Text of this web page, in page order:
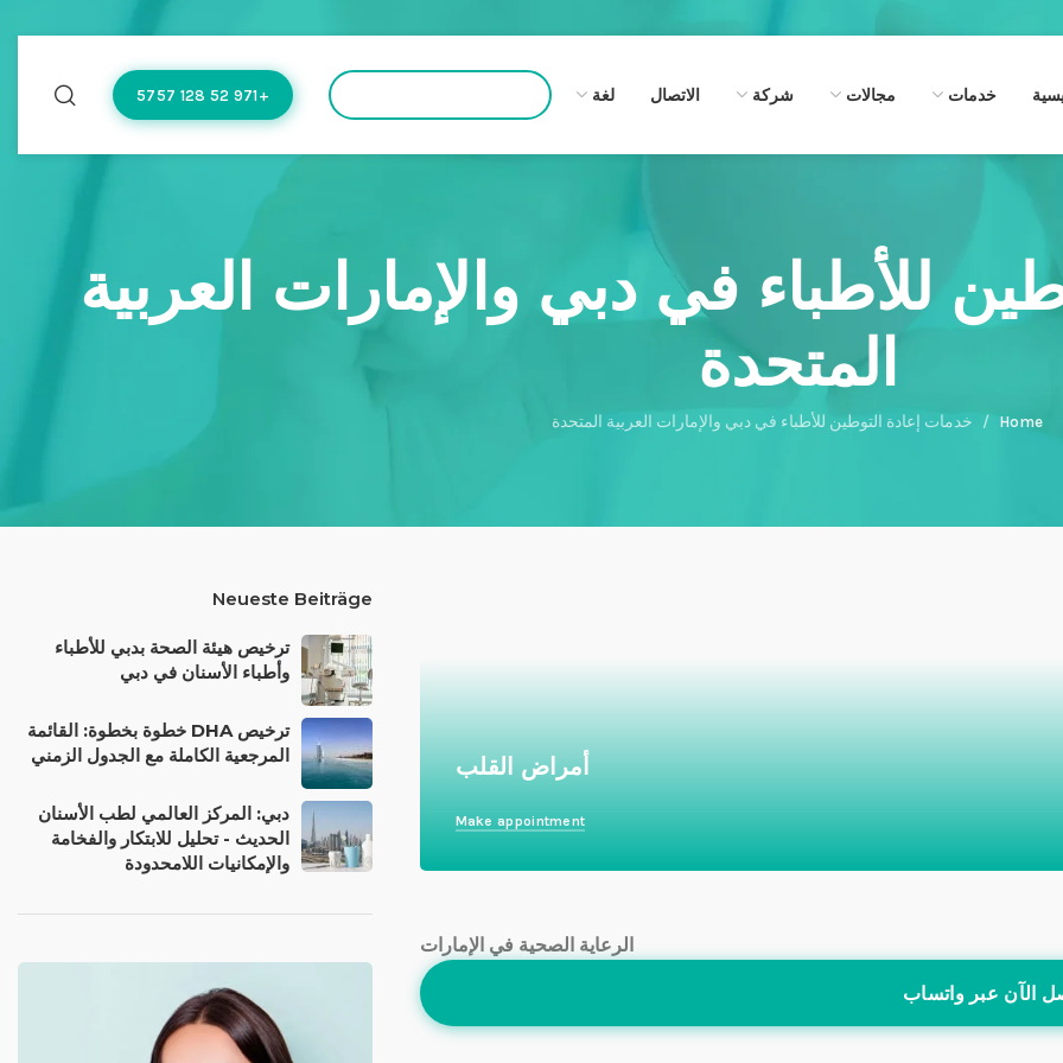
خدمات مجالات شركة الاتصال لغة +971 52 128 5757
للأطباء في دبي والإمارات العربية
المتحدة
Home خدمات إعادة التوطين للأطباء في دبي والإمارات العربية المتحدة
أمراض القلب
Make appointment
الرعاية الصحية في الإمارات
الآن عبر واتساب
Neueste Beiträge
ترخيص هيئة الصحة بدبي للأطباء
وأطباء الأسنان في دبي
ترخيص DHA خطوة بخطوة: القائمة
المرجعية الكاملة مع الجدول الزمني
دبي: المركز العالمي لطب الأسنان
الحديث - تحليل للابتكار والفخامة
والإمكانيات اللامحدودة